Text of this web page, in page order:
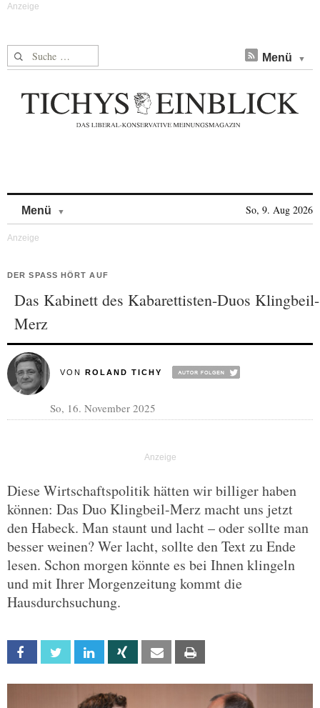
Suche nach: Menü
Menü So, 9. Aug 2026
DER SPASS HÖRT AUF
Das Kabinett des Kabarettisten-Duos Klingbeil-
Merz
VON ROLAND TICHY
So, 16. November 2025
Diese Wirtschaftspolitik hätten wir billiger haben
können: Das Duo Klingbeil-Merz macht uns jetzt
den Habeck. Man staunt und lacht – oder sollte man
besser weinen? Wer lacht, sollte den Text zu Ende
lesen. Schon morgen könnte es bei Ihnen klingeln
und mit Ihrer Morgenzeitung kommt die
Hausdurchsuchung.
Facebook Twitter Linkedin Xing Email